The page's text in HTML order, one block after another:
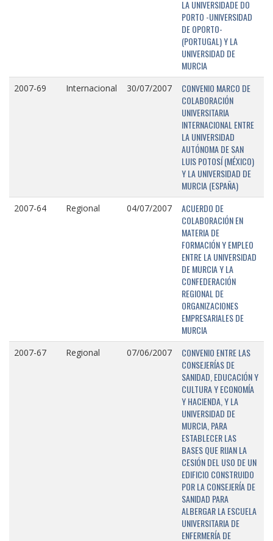
LA UNIVERSIDADE DO
PORTO -UNIVERSIDAD
DE OPORTO-
(PORTUGAL) Y LA
UNIVERSIDAD DE
MURCIA
2007-69 Internacional 30/07/2007
CONVENIO MARCO DE
COLABORACIÓN
UNIVERSITARIA
INTERNACIONAL ENTRE
LA UNIVERSIDAD
AUTÓNOMA DE SAN
LUIS POTOSÍ (MÉXICO)
Y LA UNIVERSIDAD DE
MURCIA (ESPAÑA)
2007-64 Regional 04/07/2007
ACUERDO DE
COLABORACIÓN EN
MATERIA DE
FORMACIÓN Y EMPLEO
ENTRE LA UNIVERSIDAD
DE MURCIA Y LA
CONFEDERACIÓN
REGIONAL DE
ORGANIZACIONES
EMPRESARIALES DE
MURCIA
2007-67 Regional 07/06/2007
CONVENIO ENTRE LAS
CONSEJERÍAS DE
SANIDAD, EDUCACIÓN Y
CULTURA Y ECONOMÍA
Y HACIENDA, Y LA
UNIVERSIDAD DE
MURCIA, PARA
ESTABLECER LAS
BASES QUE RIJAN LA
CESIÓN DEL USO DE UN
EDIFICIO CONSTRUIDO
POR LA CONSEJERÍA DE
SANIDAD PARA
ALBERGAR LA ESCUELA
UNIVERSITARIA DE
ENFERMERÍA DE